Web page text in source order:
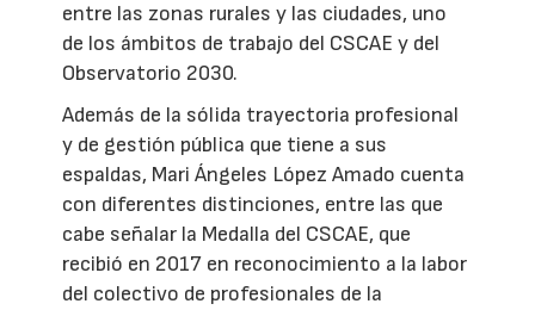
entre las zonas rurales y las ciudades, uno
de los ámbitos de trabajo del CSCAE y del
Observatorio 2030.
Además de la sólida trayectoria profesional
y de gestión pública que tiene a sus
espaldas, Mari Ángeles López Amado cuenta
con diferentes distinciones, entre las que
cabe señalar la Medalla del CSCAE, que
recibió en 2017 en reconocimiento a la labor
del colectivo de profesionales de la